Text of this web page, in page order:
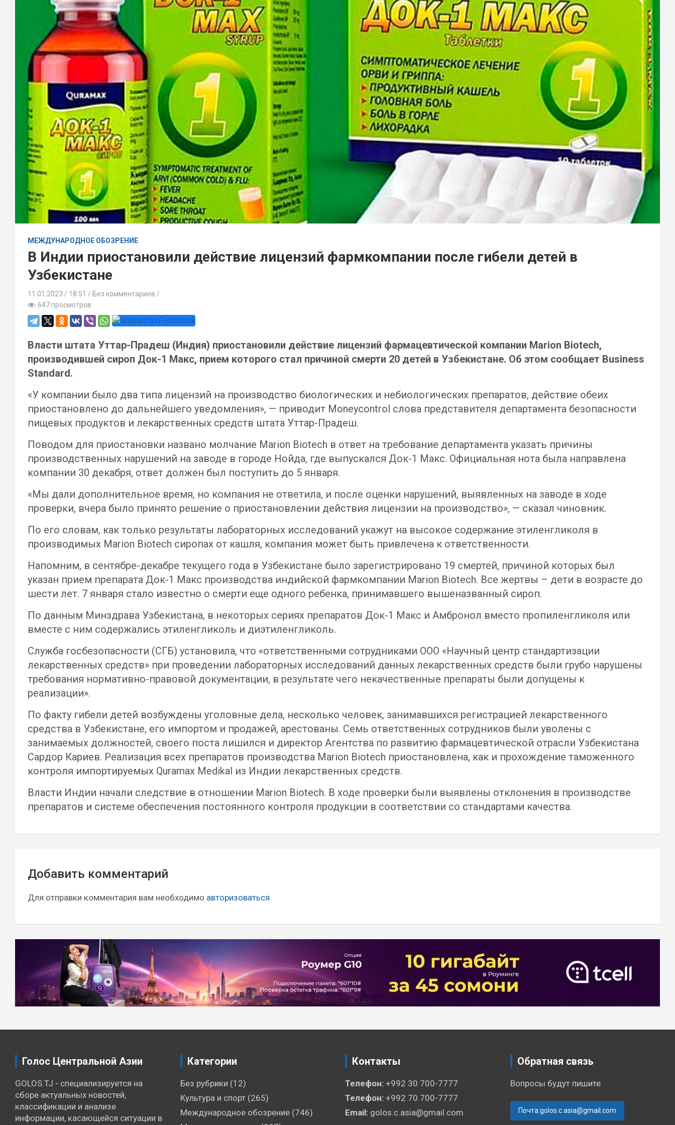
МЕЖДУНАРОДНОЕ ОБОЗРЕНИЕ
В Индии приостановили действие лицензий фармкомпании после гибели детей в
Узбекистане
11.01.2023 18:51 / Без комментариев
647 просмотров
Власти штата Уттар-Прадеш (Индия) приостановили действие лицензий фармацевтической компании Marion Biotech,
производившей сироп Док-1 Макс, прием которого стал причиной смерти 20 детей в Узбекистане. Об этом сообщает Business
Standard.
«У компании было два типа лицензий на производство биологических и небиологических препаратов, действие обеих
приостановлено до дальнейшего уведомления», — приводит Moneycontrol слова представителя департамента безопасности
пищевых продуктов и лекарственных средств штата Уттар-Прадеш.
Поводом для приостановки названо молчание Marion Biotech в ответ на требование департамента указать причины
производственных нарушений на заводе в городе Нойда, где выпускался Док-1 Макс. Официальная нота была направлена
компании 30 декабря, ответ должен был поступить до 5 января.
«Мы дали дополнительное время, но компания не ответила, и после оценки нарушений, выявленных на заводе в ходе
проверки, вчера было принято решение о приостановлении действия лицензии на производство», — сказал чиновник.
По его словам, как только результаты лабораторных исследований укажут на высокое содержание этиленгликоля в
производимых Marion Biotech сиропах от кашля, компания может быть привлечена к ответственности.
Напомним, в сентябре-декабре текущего года в Узбекистане было зарегистрировано 19 смертей, причиной которых был
указан прием препарата Док-1 Макс производства индийской фармкомпании Marion Biotech. Все жертвы – дети в возрасте до
шести лет. 7 января стало известно о смерти еще одного ребенка, принимавшего вышеназванный сироп.
По данным Минздрава Узбекистана, в некоторых сериях препаратов Док-1 Макс и Амбронол вместо пропиленгликоля или
вместе с ним содержались этиленгликоль и диэтиленгликоль.
Служба госбезопасности (СГБ) установила, что «ответственными сотрудниками ООО «Научный центр стандартизации
лекарственных средств» при проведении лабораторных исследований данных лекарственных средств были грубо нарушены
требования нормативно-правовой документации, в результате чего некачественные препараты были допущены к
реализации».
По факту гибели детей возбуждены уголовные дела, несколько человек, занимавшихся регистрацией лекарственного
средства в Узбекистане, его импортом и продажей, арестованы. Семь ответственных сотрудников были уволены с
занимаемых должностей, своего поста лишился и директор Агентства по развитию фармацевтической отрасли Узбекистана
Сардор Кариев. Реализация всех препаратов производства Marion Biotech приостановлена, как и прохождение таможенного
контроля импортируемых Quramax Medikal из Индии лекарственных средств.
Власти Индии начали следствие в отношении Marion Biotech. В ходе проверки были выявлены отклонения в производстве
препаратов и системе обеспечения постоянного контроля продукции в соответствии со стандартами качества.
по
записям
Добавить комментарий
Для отправки комментария вам необходимо авторизоваться.
Голос Центральной Азии
GOLOS.TJ - специализируется на
сборе актуальных новостей,
классификации и анализе
информации, касающейся ситуации в
Категории
Без рубрики (12)
Культура и спорт(265)
Международное обозрение(746)
Контакты
Телефон: +992 30 700-7777
Телефон: +992 70 700-7777
Email: golos.c.asia@gmail.com
Обратная связь
Вопросы будут пишите
Почта:golos.c.asia@gmail.com